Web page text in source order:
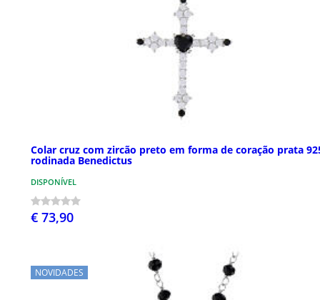
Colar cruz com zircão preto em forma de coração prata
rodinada Benedictus
DISPONÍVEL
€ 73,90
NOVIDADES